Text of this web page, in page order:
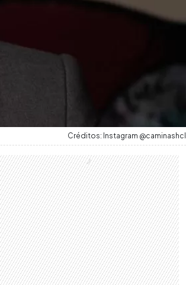
Créditos: Instagram @caminashcl